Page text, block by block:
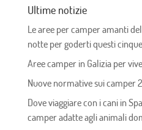
Ultime notizie
Le aree per camper amanti
notte per goderti questi
Aree camper in Galizia per
Nuove normative sui camper
Dove viaggiare con i cani in
camper adatte agli animali